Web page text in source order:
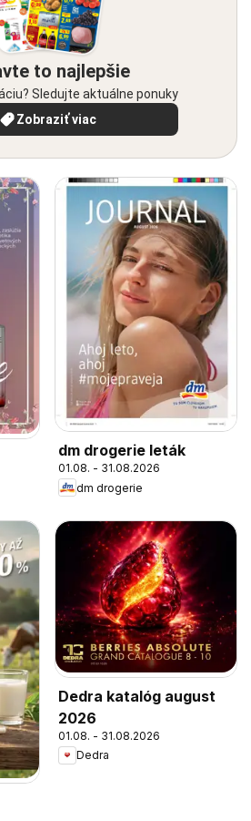
to najlepšie
Sledujte aktuálne ponuky
Zobraziť viac
dm drogerie leták
01.08. - 31.08.2026
dm drogerie
Dedra katalóg august
2026
01.08. - 31.08.2026
Dedra